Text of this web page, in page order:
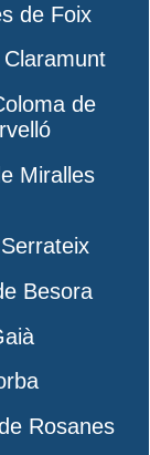
de Foix
de
Miralles
Besora
Rosanes